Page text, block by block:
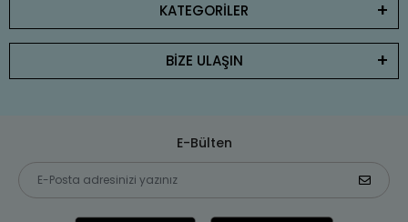
KATEGORİLER
BİZE ULAŞIN
E-Bülten